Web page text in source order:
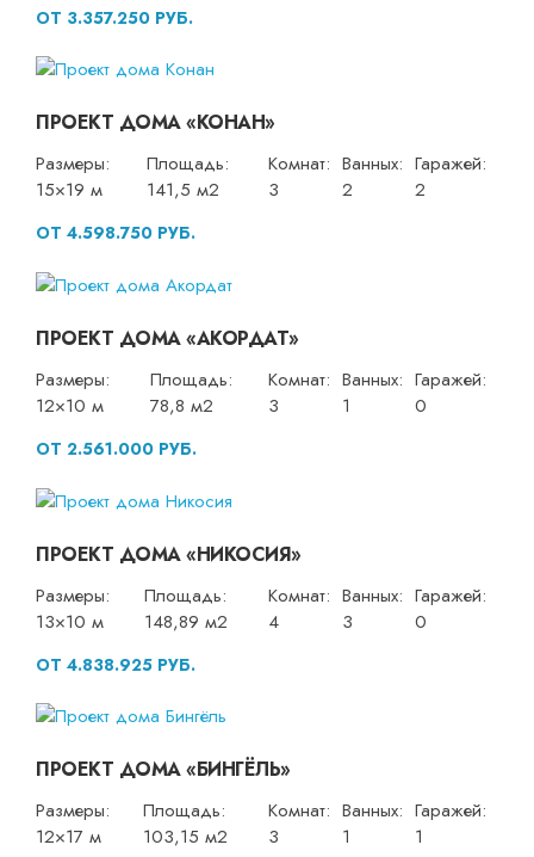
ОТ 3.357.250 РУБ.
ПРОЕКТ ДОМА «КОНАН»
Размеры:
15×19 м
Площадь:
141,5 м2
Комнат:
3
Ванных:
2
Гаражей:
2
ОТ 4.598.750 РУБ.
ПРОЕКТ ДОМА «АКОРДАТ»
Размеры:
12×10 м
Площадь:
78,8 м2
Комнат:
3
Ванных:
1
Гаражей:
0
ОТ 2.561.000 РУБ.
ПРОЕКТ ДОМА «НИКОСИЯ»
Размеры:
13×10 м
Площадь:
148,89 м2
Комнат:
4
Ванных:
3
Гаражей:
0
ОТ 4.838.925 РУБ.
ПРОЕКТ ДОМА «БИНГЁЛЬ»
Размеры:
12×17 м
Площадь:
103,15 м2
Комнат:
3
Ванных:
1
Гаражей:
1